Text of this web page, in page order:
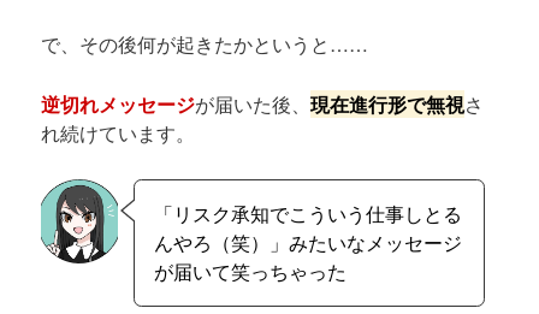
で、その後何が起きたかというと……
逆切れメッセージが届いた後、現在進行形で無視さ
れ続けています。
「リスク承知でこういう仕事しとる
んやろ（笑）」みたいなメッセージ
が届いて笑っちゃった